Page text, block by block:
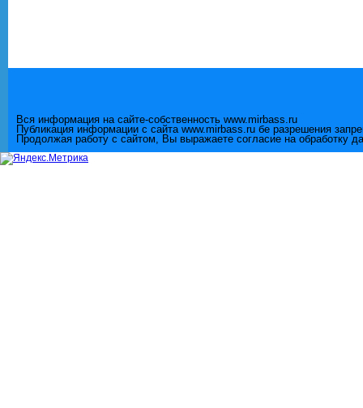
Вся информация на сайте-собственность www.mirbass.ru
Публикация информации с сайта www.mirbass.ru бе разрешения
Продолжая работу с сайтом, Вы выражаете согласие на обработку